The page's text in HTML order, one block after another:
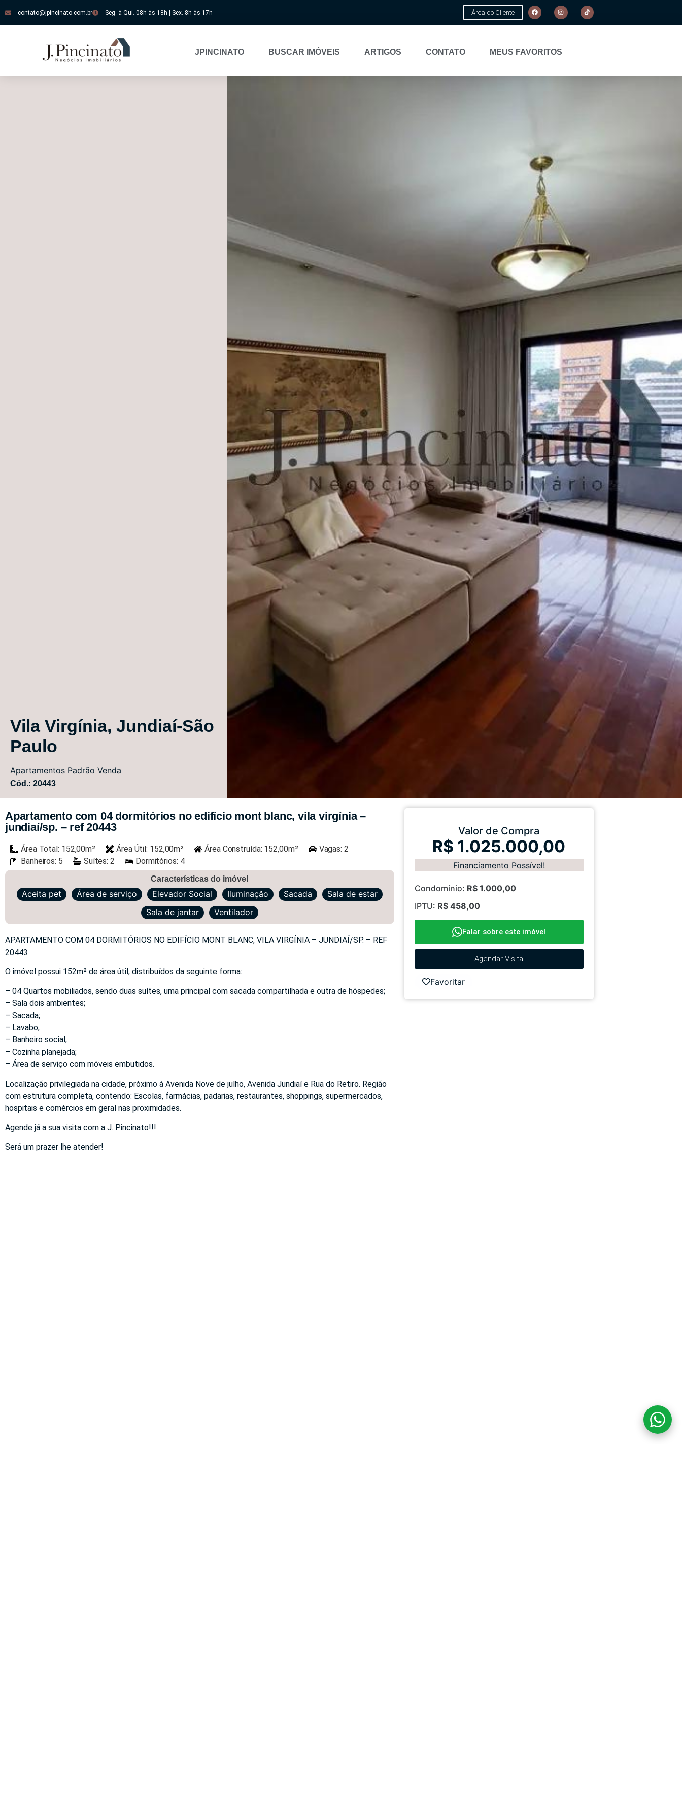
contato@jpincinato.com.br Seg. à Qui. 08h às 18h | Sex. 8h às 17h Área do Cliente
JPINCINATO BUSCAR IMÓVEIS ARTIGOS CONTATO MEUS FAVORITOS
Vila Virgínia, Jundiaí-São
Paulo
Apartamentos Padrão Venda
Cód.: 20443
Apartamento com 04 dormitórios no edifício mont blanc, vila virgínia –
jundiaí/sp. – ref 20443
Área Total: 152,00m² Área Útil: 152,00m² Área Construída: 152,00m²
Vagas: 2
Banheiros: 5
Suítes: 2 Dormitórios: 4
Características do imóvel
Aceita pet Área de serviço Elevador Social Iluminação Sacada
Sala de estar
Sala de jantar
Ventilador
APARTAMENTO COM 04 DORMITÓRIOS NO EDIFÍCIO MONT BLANC, VILA VIRGÍNIA – JUNDIAÍ/SP. – REF
20443
O imóvel possui 152m² de área útil, distribuídos da seguinte forma:
– 04 Quartos mobiliados, sendo duas suítes, uma principal com sacada compartilhada e outra de hóspedes;
– Sala dois ambientes;
– Sacada;
– Lavabo;
– Banheiro social;
– Cozinha planejada;
– Área de serviço com móveis embutidos.
Localização privilegiada na cidade, próximo à Avenida Nove de julho, Avenida Jundiaí e Rua do Retiro. Região
com estrutura completa, contendo: Escolas, farmácias, padarias, restaurantes, shoppings, supermercados,
hospitais e comércios em geral nas proximidades.
Agende já a sua visita com a J. Pincinato!!!
Será um prazer lhe atender!
Valor de Compra
R$ 1.025.000,00
Financiamento Possível!
Condomínio: R$ 1.000,00
IPTU: R$ 458,00
Falar sobre este imóvel
Agendar Visita
Favoritar